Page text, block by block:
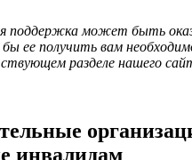
поддержка может быть
ее получить вам
разделе нашего
инвалидам